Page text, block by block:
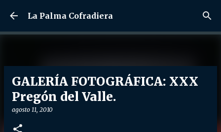
Ir al contenido principal
La Palma Cofradiera
GALERÍA FOTOGRÁFICA: XXX
Pregón del Valle.
agosto 11, 2010